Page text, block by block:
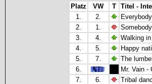
Platz VW T
Titel -
1.
2.
2.
1.
3.
4.
Walking
4.
5.
Happy
5.
7.
The
6.
Mr. Vain -
7.
6.
Tribal